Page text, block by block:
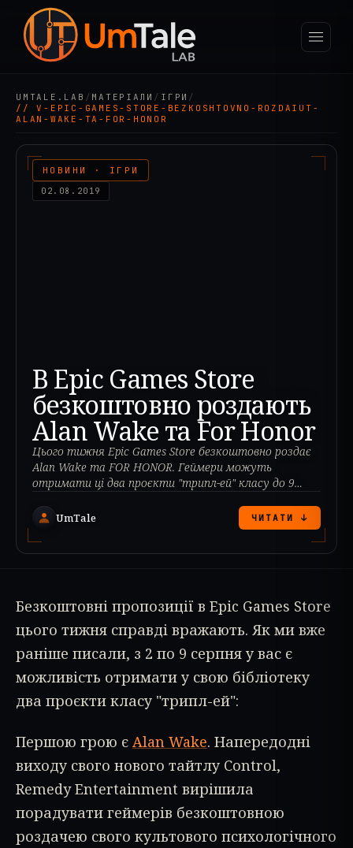
UMTALE.LAB / МАТЕРІАЛИ / ІГРИ /
// V-EPIC-GAMES-STORE-BEZKOSHTOVNO-ROZDAIUT-
ALAN-WAKE-TA-FOR-HONOR
НОВИНИ · ІГРИ
02.08.2019
В Epic Games Store
безкоштовно роздають
Alan Wake та For Honor
Цього тижня Epic Games Store безкоштовно роздає
Alan Wake та FOR HONOR. Геймери можуть
отримати ці два проєкти "трипл-ей" класу до 9
UmTale ЧИТАТИ ↓
Безкоштовні пропозиції в Epic Games Store
цього тижня справді вражають. Як ми вже
раніше писали, з 2 по 9 серпня у вас є
можливість отримати у свою бібліотеку
два проєкти класу "трипл-ей":
Першою грою є Alan Wake. Напередодні
виходу свого нового тайтлу Control,
Remedy Entertainment вирішила
порадувати геймерів безкоштовною
роздачею свого культового психологічного